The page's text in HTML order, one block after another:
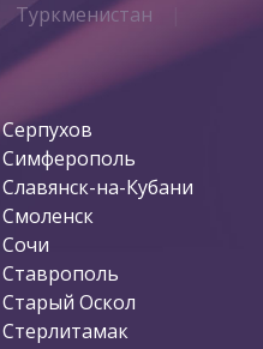
Туркменистан
Серпухов
Симферополь
Славянск-на-Кубани
Смоленск
Сочи
Ставрополь
Старый Оскол
Стерлитамак